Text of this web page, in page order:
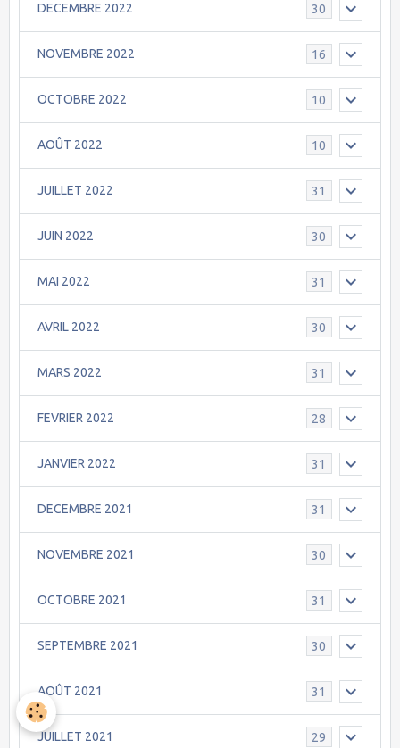
DECEMBRE 2022 30
NOVEMBRE 2022 16
OCTOBRE 2022 10
AOÛT 2022 10
JUILLET 2022 31
JUIN 2022 30
MAI 2022 31
AVRIL 2022 30
MARS 2022 31
FEVRIER 2022 28
JANVIER 2022 31
DECEMBRE 2021 31
NOVEMBRE 2021 30
OCTOBRE 2021 31
SEPTEMBRE 2021 30
AOÛT 2021 31
JUILLET 2021 29